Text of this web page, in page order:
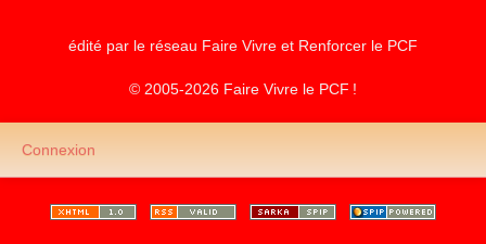
édité par le réseau Faire Vivre et Renforcer le PCF
© 2005-2026 Faire Vivre le PCF !
Connexion